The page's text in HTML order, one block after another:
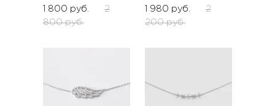
1 800 руб.
2
800 руб.
1 980 руб.
2
200 руб.